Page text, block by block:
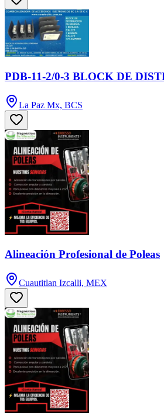
PDB-11-2/0-3 BLOCK DE
La Paz Mx, BCS
Alineación Profesional de Poleas
Cuautitlan Izcalli, MEX